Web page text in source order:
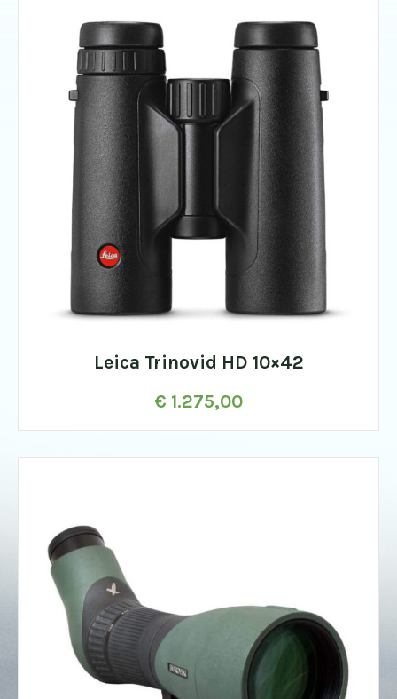
Leica Trinovid HD 10×42
€ 1.275,00